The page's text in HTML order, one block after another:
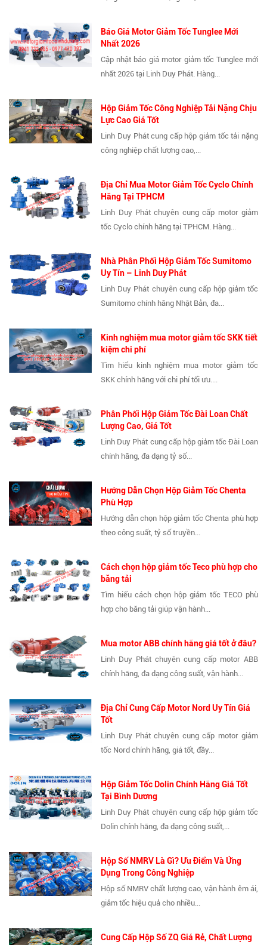
Báo Giá Motor Giảm Tốc Tunglee Mới
Nhất 2026
Cập nhật báo giá motor giảm tốc Tunglee mới
nhất 2026 tại Linh Duy Phát. Hàng...
Hộp Giảm Tốc Công Nghiệp Tải Nặng Chịu
Lực Cao Giá Tốt
Linh Duy Phát cung cấp hộp giảm tốc tải nặng
công nghiệp chất lượng cao,...
Địa Chỉ Mua Motor Giảm Tốc Cyclo Chính
Hãng Tại TPHCM
Linh Duy Phát chuyên cung cấp motor giảm
tốc Cyclo chính hãng tại TPHCM. Hàng...
Nhà Phân Phối Hộp Giảm Tốc Sumitomo
Uy Tín – Linh Duy Phát
Linh Duy Phát chuyên cung cấp hộp giảm tốc
Sumitomo chính hãng Nhật Bản, đa...
Kinh nghiệm mua motor giảm tốc SKK tiết
kiệm chi phí
Tìm hiểu kinh nghiệm mua motor giảm tốc
SKK chính hãng với chi phí tối ưu....
Phân Phối Hộp Giảm Tốc Đài Loan Chất
Lượng Cao, Giá Tốt
Linh Duy Phát cung cấp hộp giảm tốc Đài Loan
chính hãng, đa dạng tỷ số...
Hướng Dẫn Chọn Hộp Giảm Tốc Chenta
Phù Hợp
Hướng dẫn chọn hộp giảm tốc Chenta phù hợp
theo công suất, tỷ số truyền...
Cách chọn hộp giảm tốc Teco phù hợp cho
băng tải
Tìm hiểu cách chọn hộp giảm tốc TECO phù
hợp cho băng tải giúp vận hành...
Mua motor ABB chính hãng giá tốt ở đâu?
Linh Duy Phát chuyên cung cấp motor ABB
chính hãng, đa dạng công suất, vận hành...
Địa Chỉ Cung Cấp Motor Nord Uy Tín Giá
Tốt
Linh Duy Phát chuyên cung cấp motor giảm
tốc Nord chính hãng, giá tốt, đầy...
Hộp Giảm Tốc Dolin Chính Hãng Giá Tốt
Tại Bình Dương
Linh Duy Phát chuyên cung cấp hộp giảm tốc
Dolin chính hãng, đa dạng công suất,...
Hộp Số NMRV Là Gì? Ưu Điểm Và Ứng
Dụng Trong Công Nghiệp
Hộp số NMRV chất lượng cao, vận hành êm ái,
giảm tốc hiệu quả cho nhiều...
Cung Cấp Hộp Số ZQ Giá Rẻ, Chất Lượng